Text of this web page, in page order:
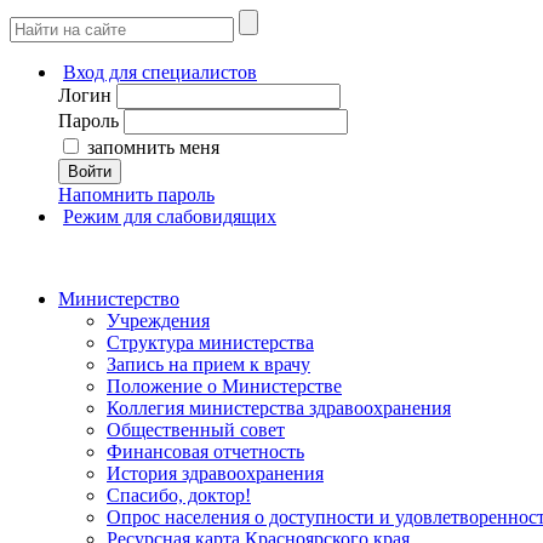
Вход для специалистов
Логин
Пароль
запомнить меня
Войти
Напомнить пароль
Режим для слабовидящих
Министерство
Учреждения
Структура министерства
Запись на прием к врачу
Положение о Министерстве
Коллегия министерства здравоохранения
Общественный совет
Финансовая отчетность
История здравоохранения
Спасибо, доктор!
Опрос населения о доступности и
Ресурсная карта Красноярского края